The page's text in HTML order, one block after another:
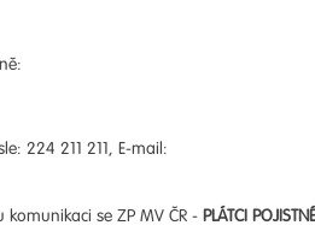
224 211 211, E-mail:
komunikaci se ZP MV ČR - PLÁTCI